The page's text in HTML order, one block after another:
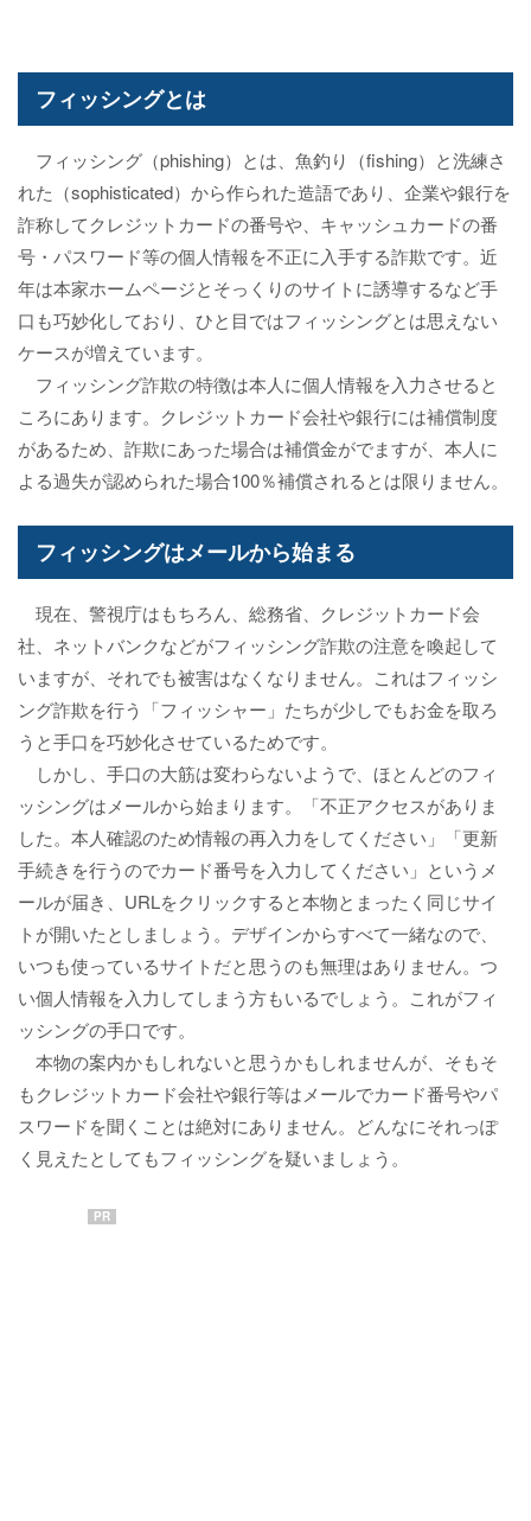
フィッシングとは
フィッシング（phishing）とは、魚釣り（fishing）と洗練さ
れた（sophisticated）から作られた造語であり、企業や銀行を
詐称してクレジットカードの番号や、キャッシュカードの番
号・パスワード等の個人情報を不正に入手する詐欺です。近
年は本家ホームページとそっくりのサイトに誘導するなど手
口も巧妙化しており、ひと目ではフィッシングとは思えない
ケースが増えています。
フィッシング詐欺の特徴は本人に個人情報を入力させると
ころにあります。クレジットカード会社や銀行には補償制度
があるため、詐欺にあった場合は補償金がでますが、本人に
よる過失が認められた場合100％補償されるとは限りません。
フィッシングはメールから始まる
現在、警視庁はもちろん、総務省、クレジットカード会
社、ネットバンクなどがフィッシング詐欺の注意を喚起して
いますが、それでも被害はなくなりません。これはフィッシ
ング詐欺を行う「フィッシャー」たちが少しでもお金を取ろ
うと手口を巧妙化させているためです。
しかし、手口の大筋は変わらないようで、ほとんどのフィ
ッシングはメールから始まります。「不正アクセスがありま
した。本人確認のため情報の再入力をしてください」「更新
手続きを行うのでカード番号を入力してください」というメ
ールが届き、URLをクリックすると本物とまったく同じサイ
トが開いたとしましょう。デザインからすべて一緒なので、
いつも使っているサイトだと思うのも無理はありません。つ
い個人情報を入力してしまう方もいるでしょう。これがフィ
ッシングの手口です。
本物の案内かもしれないと思うかもしれませんが、そもそ
もクレジットカード会社や銀行等はメールでカード番号やパ
スワードを聞くことは絶対にありません。どんなにそれっぽ
く見えたとしてもフィッシングを疑いましょう。
PR